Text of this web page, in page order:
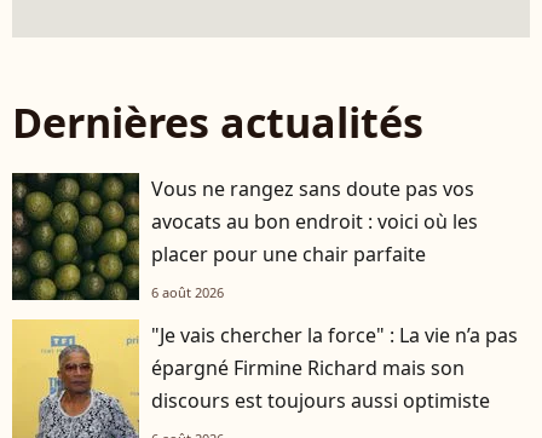
Dernières actualités
Vous ne rangez sans doute pas vos
avocats au bon endroit : voici où les
placer pour une chair parfaite
6 août 2026
"Je vais chercher la force" : La vie n’a pas
épargné Firmine Richard mais son
discours est toujours aussi optimiste